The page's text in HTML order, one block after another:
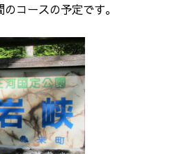
コースの予定です。